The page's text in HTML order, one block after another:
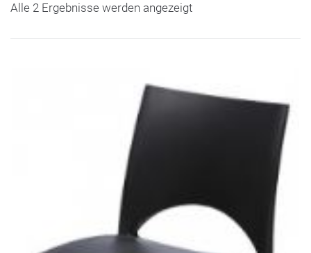
Alle 2 Ergebnisse werden angezeigt